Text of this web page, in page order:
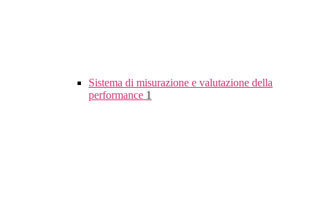
Sistema di misurazione e valutazione della
performance 1